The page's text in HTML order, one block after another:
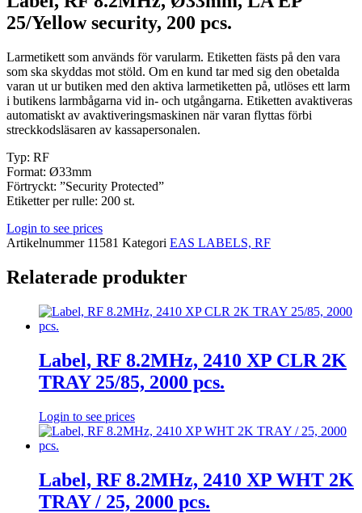
25/Yellow security, 200 pcs.
Larmetikett som används för varularm. Etiketten fästs på den vara
som ska skyddas mot stöld. Om en kund tar med sig den obetalda
varan ut ur butiken med den aktiva larmetiketten på, utlöses ett larm
i butikens larmbågarna vid in- och utgångarna. Etiketten avaktiveras
automatiskt av avaktiveringsmaskinen när varan flyttas förbi
streckkodsläsaren av kassapersonalen.
Typ: RF
Format: Ø33mm
Förtryckt: ”Security Protected”
Etiketter per rulle: 200 st.
Login to see prices
Artikelnummer 11581 Kategori EAS LABELS, RF
Relaterade produkter
Label, RF 8.2MHz, 2410 XP CLR 2K
TRAY 25/85, 2000 pcs.
Login to see prices
Label, RF 8.2MHz, 2410 XP WHT 2K
TRAY / 25, 2000 pcs.